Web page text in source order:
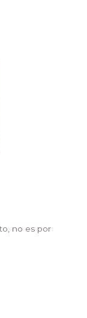
no es por